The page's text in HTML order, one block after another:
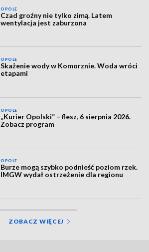
OPOLE
Czad groźny nie tylko zimą. Latem
wentylacja jest zaburzona
OPOLE
Skażenie wody w Komorznie. Woda wróci
etapami
OPOLE
„Kurier Opolski” – flesz, 6 sierpnia 2026.
Zobacz program
OPOLE
Burze mogą szybko podnieść poziom rzek.
IMGW wydał ostrzeżenie dla regionu
ZOBACZ WIĘCEJ